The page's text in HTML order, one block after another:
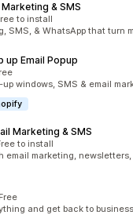
& SMS
to install
SMS, & WhatsApp that turn
up Email Popup
up windows, SMS & email
Marketing & SMS
to install
email marketing, newsletters,
Free
and get back to business